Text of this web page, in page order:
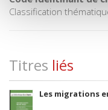
Classification
Titres liés
Les migrations